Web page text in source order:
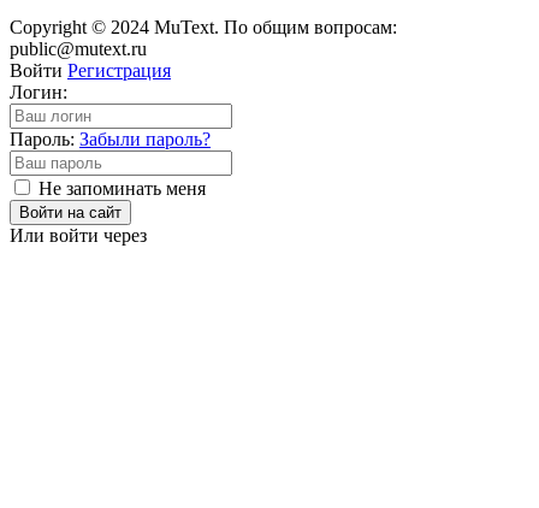
Copyright © 2024 MuText. По общим вопросам:
public@mutext.ru
Войти Регистрация
Логин:
Пароль: Забыли пароль?
Не запоминать меня
Войти на сайт
Или войти через